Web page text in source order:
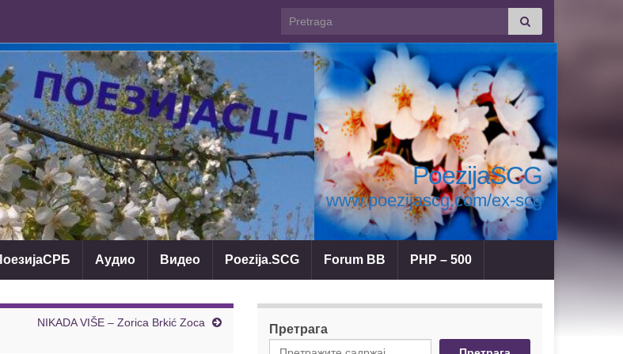
Search for:
PoezijaSCG
www.poezijascg.com/ex-scg
Аудио Видео Poezija.SCG Forum BB PHP – 500
NIKADA VIŠE – Zorica Brkić Zoca Претрага